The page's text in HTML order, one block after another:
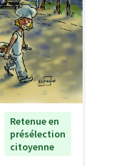
Retenue en
présélection
citoyenne